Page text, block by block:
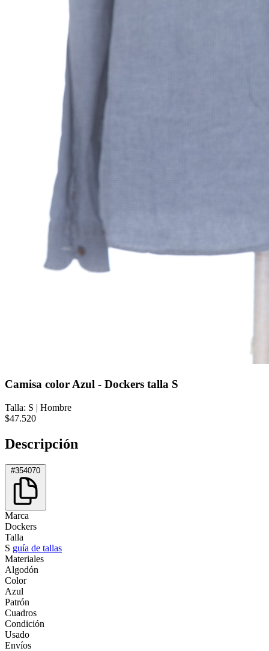
Camisa color Azul - Dockers talla S
Talla: S | Hombre
$47.520
Descripción
#354070
Marca
Dockers
Talla
S guía de tallas
Materiales
Algodón
Color
Azul
Patrón
Cuadros
Condición
Usado
Envíos